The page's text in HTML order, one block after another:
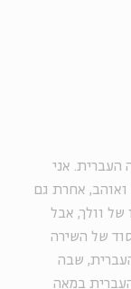
העברית. אני
ואוהב, אחרת גם
וולך, אבל
של השירה
שבה
במאה